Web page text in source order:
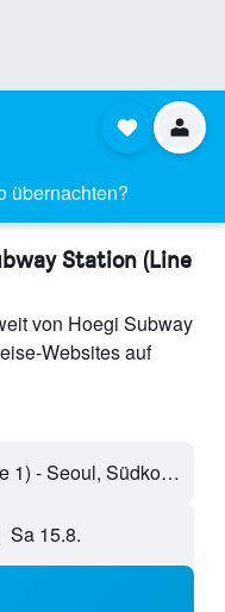
übernachten?
Station (Line
von Hoegi Subway
Websites auf
Hoegi Subway Station (Line 1) - Seoul, Südkorea
Sa 15.8.